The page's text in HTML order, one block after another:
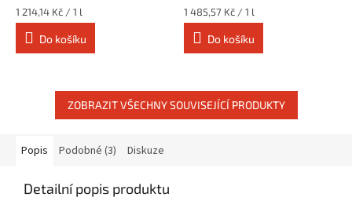
Měrná
cena:
1 214,14 Kč / 1 l
Do košíku
Měrná
cena:
1 485,57 Kč / 1 l
Do košíku
ZOBRAZIT VŠECHNY SOUVISEJÍCÍ PRODUKTY
Popis Podobné (3) Diskuze
Detailní popis produktu